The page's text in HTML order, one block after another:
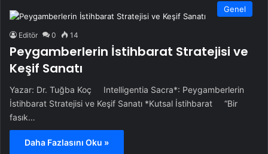
Genel
Editör 0 14
Peygamberlerin İstihbarat Stratejisi ve
Keşif Sanatı
Yazar: Dr. Tuğba Koç Intelligentia Sacra*: Peygamberlerin
İstihbarat Stratejisi ve Keşif Sanatı *Kutsal İstihbarat “Bir
fasık…
Daha Fazlasını Oku »